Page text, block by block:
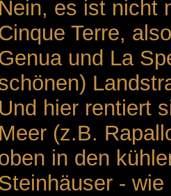
Nein, es ist nicht
Terre,
und La
Und hier rentiert
Meer (z.B.
in den
- wie